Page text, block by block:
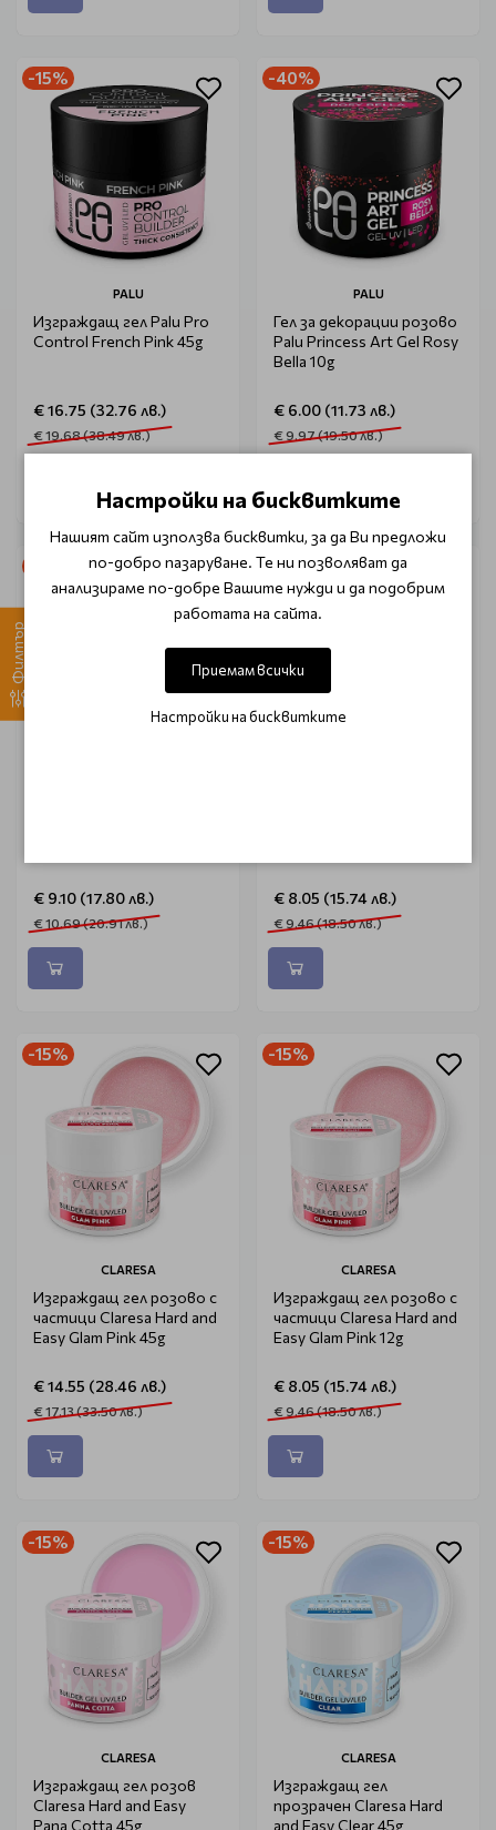
Филтър
-15%
PALU
Изграждащ гел Palu Pro
Control French Pink 45g
€ 16.75 (32.76 лв.)
€ 19.68 (38.49 лв.)
-40%
PALU
Гел за декорации розово
Palu Princess Art Gel Rosy
Bella 10g
€ 6.00 (11.73 лв.)
€ 9.97 (19.50 лв.)
€ 9.10 (17.80 лв.)
€ 10.69 (20.91 лв.)
-15%
€ 8.05 (15.74 лв.)
€ 9.46 (18.50 лв.)
-15%
CLARESA
Изграждащ гел розово с
частици Claresa Hard and
Easy Glam Pink 45g
€ 14.55 (28.46 лв.)
€ 17.13 (33.50 лв.)
-15%
CLARESA
Изграждащ гел розово с
частици Claresa Hard and
Easy Glam Pink 12g
€ 8.05 (15.74 лв.)
€ 9.46 (18.50 лв.)
-15%
CLARESA
Изграждащ гел розов
Claresa Hard and Easy
Pana Cotta 45g
-15%
CLARESA
Изграждащ гел
прозрачен Claresa Hard
and Easy Clear 45g
Настройки на бисквитките
Нашият сайт използва бисквитки, за да Ви предложи
по-добро пазаруване. Те ни позволяват да
анализираме по-добре Вашите нужди и да подобрим
работата на сайта.
Приемам всички
Настройки на бисквитките